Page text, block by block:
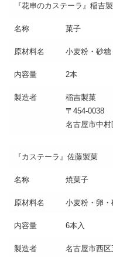
『花串のカステーラ』稲吉
名称 菓子
原材料名 小麦粉・砂
内容量 2本
製造者
稲吉製菓
〒454-0038
名古屋市中
『カステーラ』佐藤製菓
名称 焼菓子
原材料名 小麦粉・卵
内容量 6本入
製造者
名古屋市西